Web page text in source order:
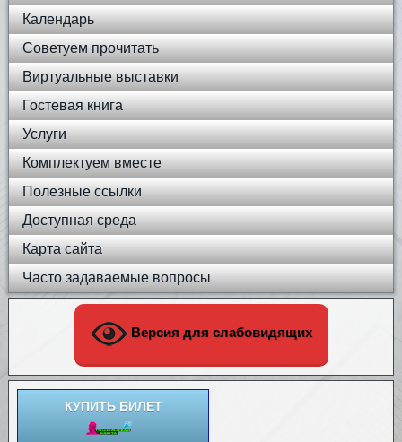
Календарь
Советуем прочитать
Виртуальные выставки
Гостевая книга
Услуги
Комплектуем вместе
Полезные ссылки
Доступная среда
Карта сайта
Часто задаваемые вопросы
Версия для слабовидящих
КУПИТЬ БИЛЕТ